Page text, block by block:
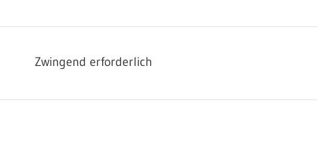
Mutterschutzgesetz [PDF; nicht barrierefrei]
nicht mit
befürchten ist. Sie haben Anspruch auf Freistellung
während der Elternzeit nach dem Mutterschutzgesetz
Schwangerschaft bekannt ist, dies ihrem Arbeitgeber
Zwingend erforderlich